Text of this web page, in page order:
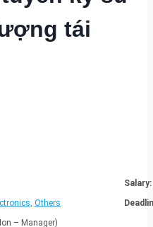
tái
Salary:
Others
– Manager)